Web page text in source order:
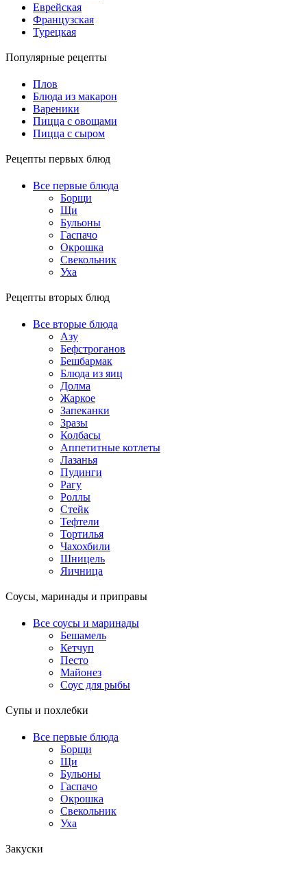
Еврейская
Французская
Турецкая
Популярные рецепты
Плов
Блюда из макарон
Вареники
Пицца с овощами
Пицца с сыром
Рецепты первых блюд
Все первые блюда
Борщи
Щи
Бульоны
Гаспачо
Окрошка
Свекольник
Уха
Рецепты вторых блюд
Все вторые блюда
Азу
Бефстроганов
Бешбармак
Блюда из яиц
Долма
Жаркое
Запеканки
Зразы
Колбасы
Аппетитные котлеты
Лазанья
Пудинги
Рагу
Роллы
Стейк
Тефтели
Тортилья
Чахохбили
Шницель
Яичница
Соусы, маринады и приправы
Все соусы и маринады
Бешамель
Кетчуп
Песто
Майонез
Соус для рыбы
Супы и похлебки
Все первые блюда
Борщи
Щи
Бульоны
Гаспачо
Окрошка
Свекольник
Уха
Закуски